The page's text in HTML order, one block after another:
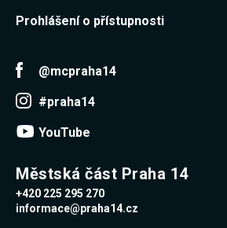
Prohlášení o přístupnosti
@mcpraha14
#praha14
YouTube
Městská část Praha 14
+420 225 295 270
informace@praha14.cz